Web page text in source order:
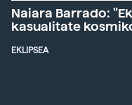
Naiara Barrado:
kasualitate
EKLIPSEA